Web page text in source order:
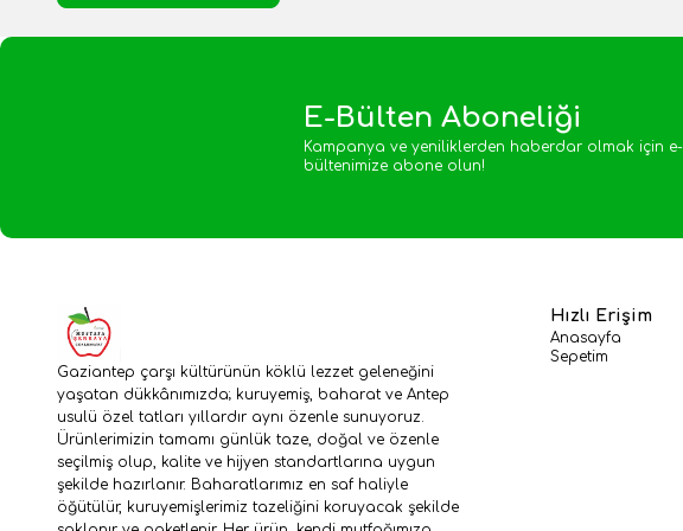
E-Bülten Aboneliği
Kampanya ve yeniliklerden haberdar olmak için e-
bültenimize abone olun!
Gaziantep çarşı kültürünün köklü lezzet geleneğini
yaşatan dükkânımızda; kuruyemiş, baharat ve Antep
usulü özel tatları yıllardır aynı özenle sunuyoruz.
Ürünlerimizin tamamı günlük taze, doğal ve özenle
seçilmiş olup, kalite ve hijyen standartlarına uygun
şekilde hazırlanır. Baharatlarımız en saf haliyle
öğütülür, kuruyemişlerimiz tazeliğini koruyacak şekilde
Hızlı Erişim
Anasayfa
Sepetim